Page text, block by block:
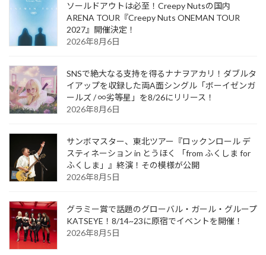
ソールドアウトは必至！Creepy Nutsの国内
ARENA TOUR『Creepy Nuts ONEMAN TOUR
2027』開催決定！
2026年8月6日
SNSで絶大なる支持を得るナナヲアカリ！ダブルタ
イアップを収録した両A面シングル「ボーイゼンガ
ールズ / ∞劣等星」を8/26にリリース！
2026年8月6日
サンボマスター、東北ツアー『ロックンロール デ
スティネーション in とうほく 「from ふくしま for
ふくしま」』終演！その模様が公開
2026年8月5日
グラミー賞で話題のグローバル・ガール・グループ
KATSEYE！8/14~23に原宿でイベントを開催！
2026年8月5日